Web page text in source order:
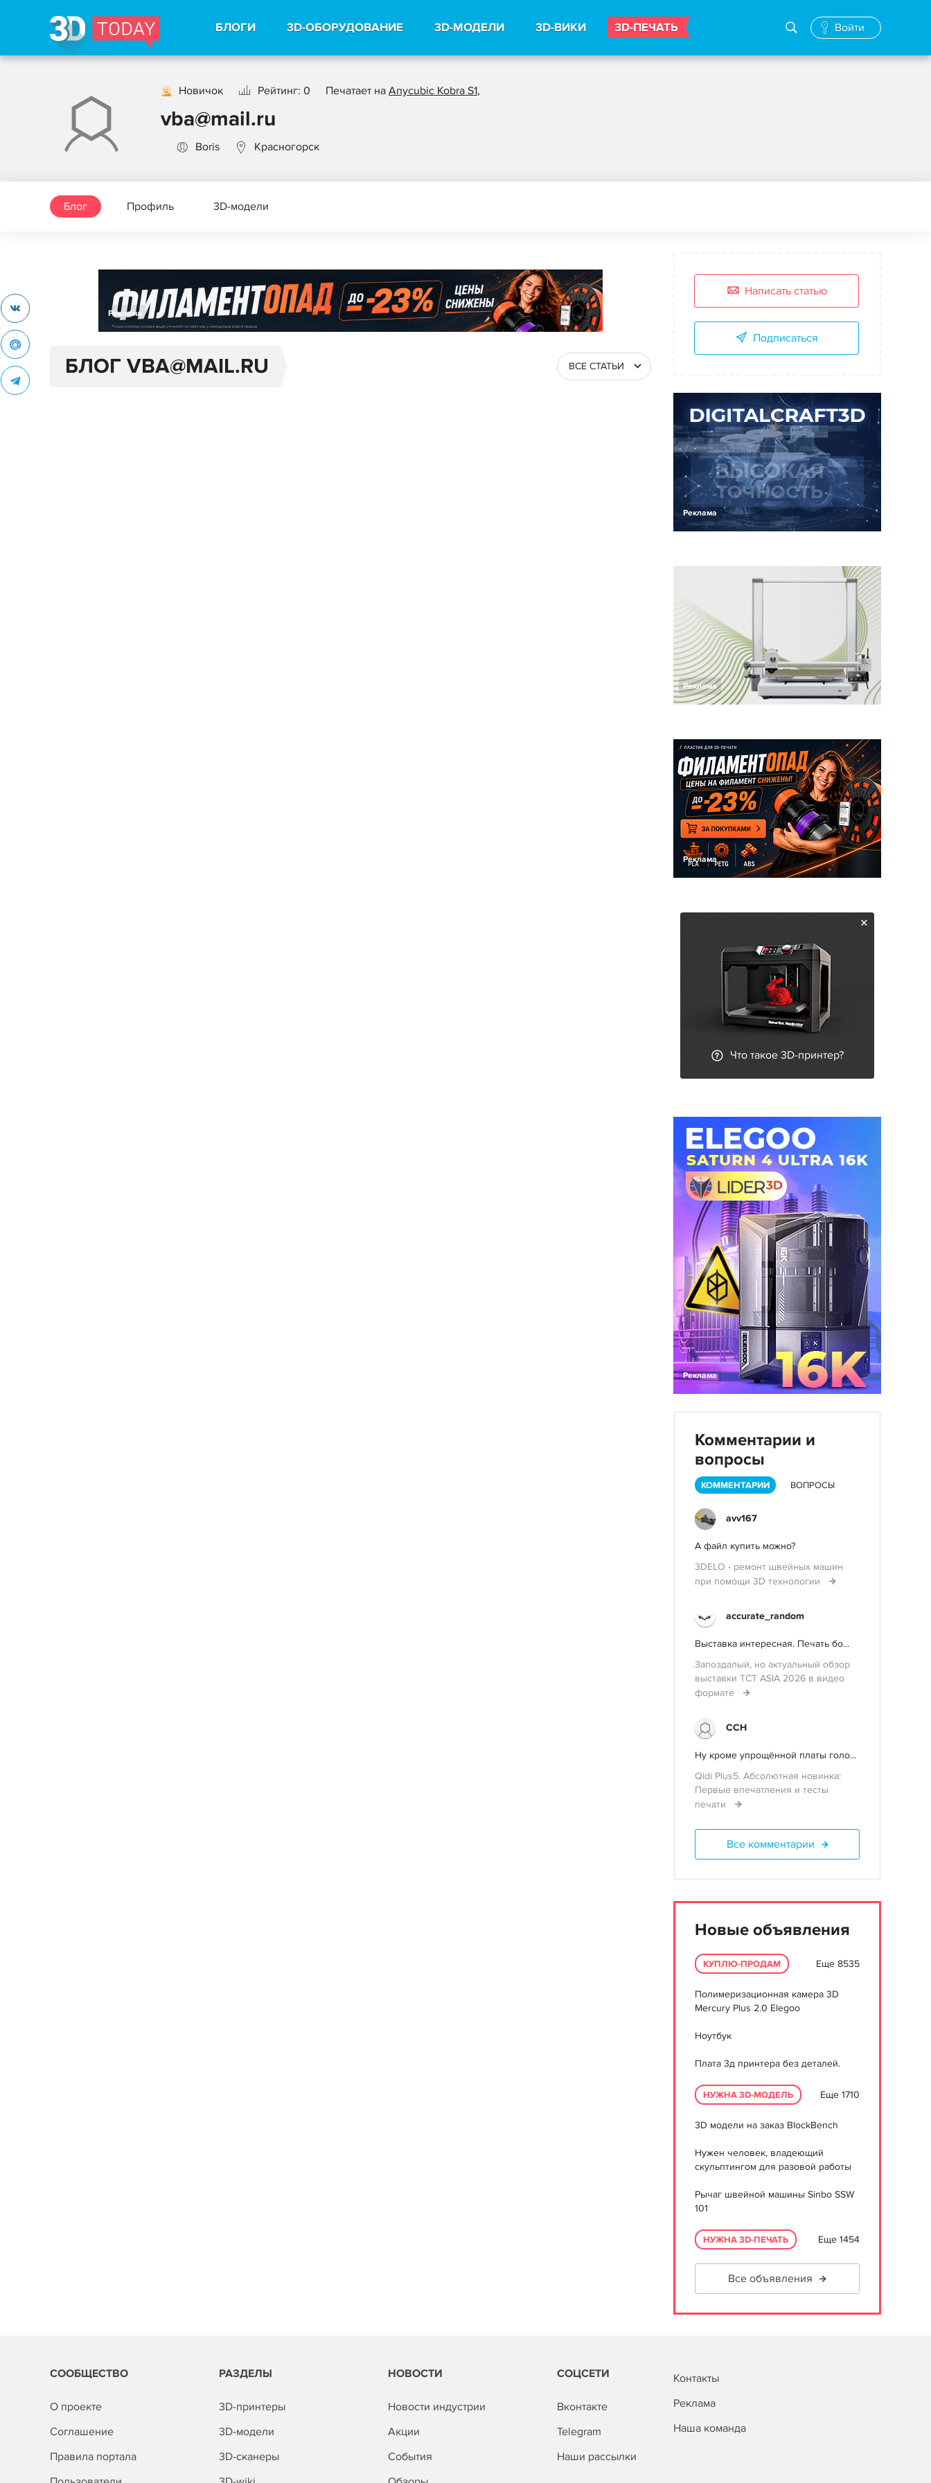
БЛОГИ 3D-ОБОРУДОВАНИЕ 3D-МОДЕЛИ 3D-ВИКИ 3D-ПЕЧАТЬ Войти
Новичок Рейтинг: 0 Печатает на Anycubic Kobra S1,
vba@mail.ru
Boris Красногорск
Блог Профиль 3D-модели
Реклама
БЛОГ VBA@MAIL.RU ВСЕ СТАТЬИ
Написать статью
Подписаться
Реклама
Реклама
Реклама
Что такое 3D-принтер?
Реклама
Комментарии и
вопросы
КОММЕНТАРИИ ВОПРОСЫ
avv167
А файл купить можно?
3DELO - ремонт швейных машин
при помощи 3D технологии
accurate_random
Выставка интересная. Печать бо...
Запоздалый, но актуальный обзор
выставки TCT ASIA 2026 в видео
формате
ССН
Ну кроме упрощённой платы голо...
Qidi Plus5. Абсолютная новинка:
Первые впечатления и тесты
печати
Все комментарии
Новые объявления
КУПЛЮ-ПРОДАМ Еще 8535
Полимеризационная камера 3D
Mercury Plus 2.0 Elegoo
Ноутбук
Плата 3д принтера без деталей.
НУЖНА 3D-МОДЕЛЬ Еще 1710
3D модели на заказ BlockBench
Нужен человек, владеющий
скульптингом для разовой работы
Рычаг швейной машины Sinbo SSW
101
НУЖНА 3D-ПЕЧАТЬ Еще 1454
Все объявления
СООБЩЕСТВО
О проекте
Соглашение
Правила портала
РАЗДЕЛЫ
3D-принтеры
3D-модели
3D-сканеры
НОВОСТИ
Новости индустрии
Акции
События
СОЦСЕТИ
Вконтакте
Telegram
Наши рассылки
Контакты
Реклама
Наша команда